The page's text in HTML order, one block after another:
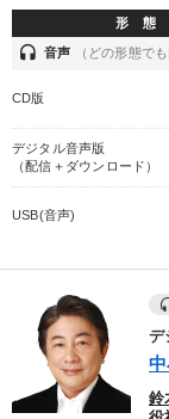
ビジネスモデル
コミュニケーショ
経営音声・
全国経営者セミナー
カテゴリー
売上直結の営業力
形 態
headset 音声 （どの形態で
CD版
デジタル音声版
（配信＋ダウンロード）
USB(音声)
デ
鈴